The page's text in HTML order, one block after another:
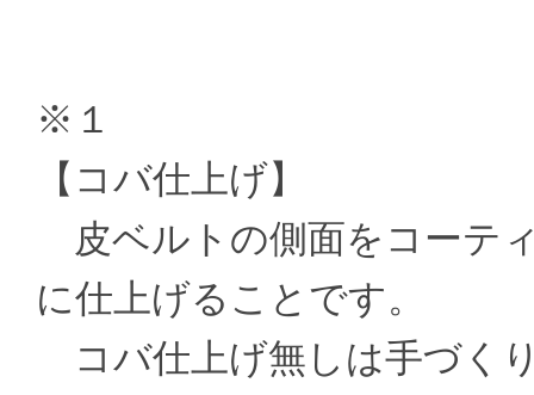
※１
【コバ仕上げ】
皮ベルトの側面をコーテ
に仕上げることです。
コバ仕上げ無しは手づく